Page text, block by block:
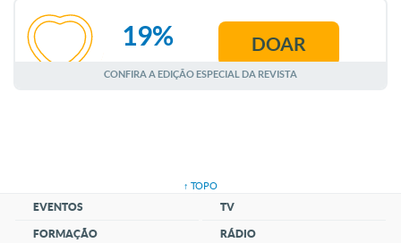
AGOSTO
19% DOAR
CONFIRA A EDIÇÃO ESPECIAL DA REVISTA
↑ TOPO
EVENTOS
FORMAÇÃO
TV
RÁDIO